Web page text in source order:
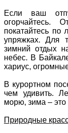
Если ваш
огорчайтесь.
покатайтесь по
упряжках. Для
зимний отдых
небес. В
хариус,
В курортном
чем удивить.
морю, зима –
Природные